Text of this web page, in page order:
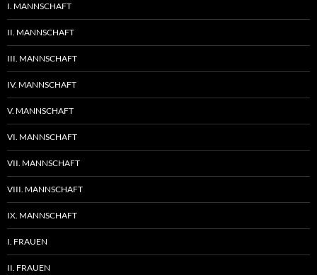
I. MANNSCHAFT
II. MANNSCHAFT
III. MANNSCHAFT
IV. MANNSCHAFT
V. MANNSCHAFT
VI. MANNSCHAFT
VII. MANNSCHAFT
VIII. MANNSCHAFT
IX. MANNSCHAFT
I. FRAUEN
II. FRAUEN